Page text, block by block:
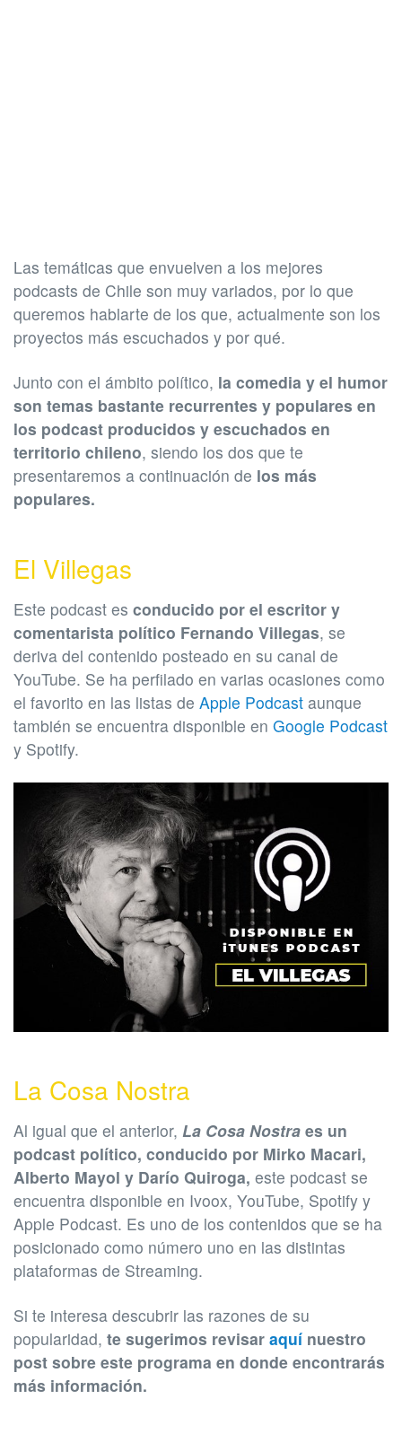
Las temáticas que envuelven a los mejores
podcasts de Chile son muy variados, por lo que
queremos hablarte de los que, actualmente son los
proyectos más escuchados y por qué.
Junto con el ámbito político, la comedia y el humor
son temas bastante recurrentes y populares en
los podcast producidos y escuchados en
territorio chileno, siendo los dos que te
presentaremos a continuación de los más
populares.
El Villegas
Este podcast es conducido por el escritor y
comentarista político Fernando Villegas, se
deriva del contenido posteado en su canal de
YouTube. Se ha perfilado en varias ocasiones como
el favorito en las listas de Apple Podcast aunque
también se encuentra disponible en Google Podcast
y Spotify.
La Cosa Nostra
Al igual que el anterior, La Cosa Nostra es un
podcast político, conducido por Mirko Macari,
Alberto Mayol y Darío Quiroga, este podcast se
encuentra disponible en Ivoox, YouTube, Spotify y
Apple Podcast. Es uno de los contenidos que se ha
posicionado como número uno en las distintas
plataformas de Streaming.
Si te interesa descubrir las razones de su
popularidad, te sugerimos revisar aquí nuestro
post sobre este programa en donde encontrarás
más información.